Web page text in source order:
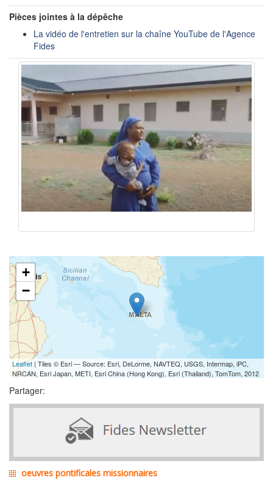
Pièces jointes à la dépêche
La vidéo de l'entretien sur la chaîne YouTube de l'Agence
Fides
+
−
Leaflet | Tiles © Esri — Source: Esri, DeLorme, NAVTEQ, USGS, Intermap, iPC,
NRCAN, Esri Japan, METI, Esri China (Hong Kong), Esri (Thailand), TomTom, 2012
Partager:
oeuvres pontificales missionnaires